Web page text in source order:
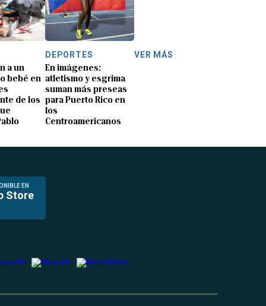
a un
bebé en
de los
DEPORTES
En imágenes:
atletismo y esgrima
suman más preseas
para Puerto Rico en
los
Centroamericanos
VER MÁS
EN
Store